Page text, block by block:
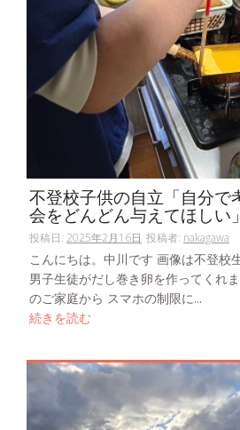
不登校子供の自立「自分で
会をどんどん与えてほしい」
投稿日: 2025年2月16日 投稿者: nakagawa
こんにちは。中川です 画像は不登校
男子生徒がだし巻き卵を作ってくれ
のご家庭から スマホの制限に...
続きを読む